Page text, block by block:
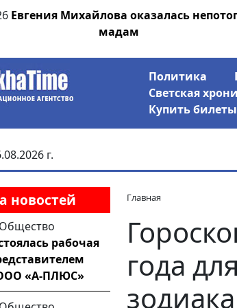
Евгения Михайлова оказалась
мадам
Политика
Светская
Купить билеты
г.
новостей
Общество
рабочая
«А-ПЛЮС»
Главная
года
зодиака